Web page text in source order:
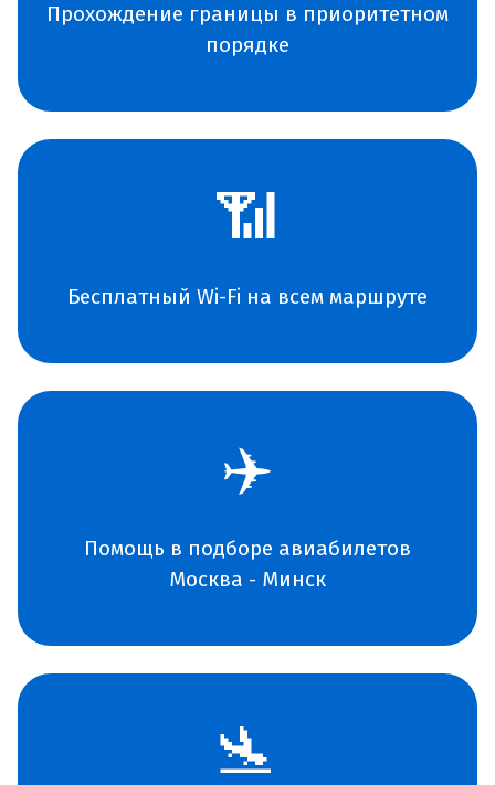
Прохождение границы в приоритетном
порядке
📶
Бесплатный Wi-Fi на всем маршруте
✈️
Помощь в подборе авиабилетов
Москва - Минск
🛬